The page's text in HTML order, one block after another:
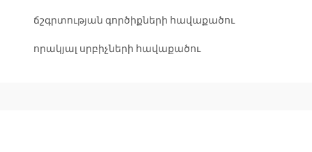
ճշգրտության գործիքների հավաքածու
որակյալ սրբիչների հավաքածու